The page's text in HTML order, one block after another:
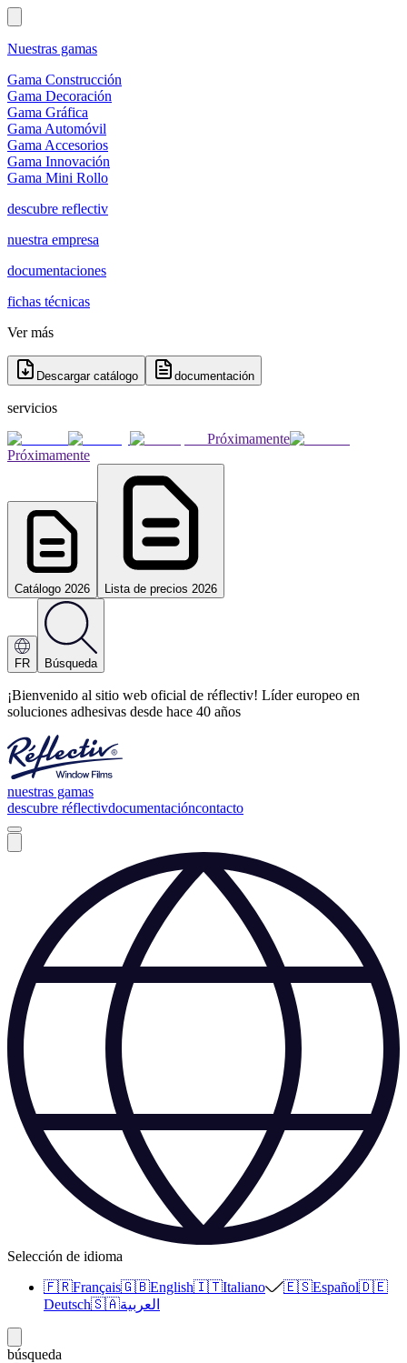
Nuestras gamas
Gama Construcción
Gama Decoración
Gama Gráfica
Gama Automóvil
Gama Accesorios
Gama Innovación
Gama Mini Rollo
descubre reflectiv
nuestra empresa
documentaciones
fichas técnicas
Ver más
Descargar catálogo documentación
servicios
Próximamente
Próximamente
Catálogo 2026 Lista de precios 2026
FR Búsqueda
¡Bienvenido al sitio web oficial de réflectiv! Líder europeo en
soluciones adhesivas desde hace 40 años
nuestras gamas
descubre réflectivdocumentacióncontacto
Selección de idioma
🇫🇷Français🇬🇧English🇮🇹Italiano 🇪🇸Español🇩🇪
Deutsch🇸🇦العربية
búsqueda